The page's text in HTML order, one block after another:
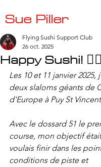
Sue Piller
Happy Sushi! ❤️‍🔥
Flying Sushi Support Club
26 oct. 2025
Les 10 et 11 janvier
deux slaloms géants de
d'Europe à Puy St Vincent
Avec le dossard 51 le
course, mon objectif
voulais finir dans les
conditions de piste et